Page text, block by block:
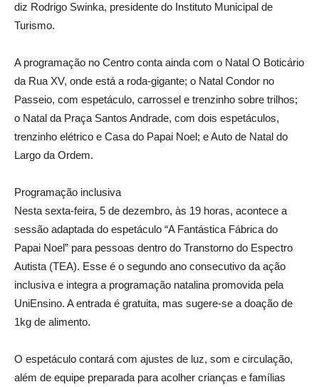
diz Rodrigo Swinka, presidente do Instituto Municipal de
Turismo.
A programação no Centro conta ainda com o Natal O Boticário
da Rua XV, onde está a roda-gigante; o Natal Condor no
Passeio, com espetáculo, carrossel e trenzinho sobre trilhos;
o Natal da Praça Santos Andrade, com dois espetáculos,
trenzinho elétrico e Casa do Papai Noel; e Auto de Natal do
Largo da Ordem.
Programação inclusiva
Nesta sexta-feira, 5 de dezembro, às 19 horas, acontece a
sessão adaptada do espetáculo “A Fantástica Fábrica do
Papai Noel” para pessoas dentro do Transtorno do Espectro
Autista (TEA). Esse é o segundo ano consecutivo da ação
inclusiva e integra a programação natalina promovida pela
UniEnsino. A entrada é gratuita, mas sugere-se a doação de
1kg de alimento.
O espetáculo contará com ajustes de luz, som e circulação,
além de equipe preparada para acolher crianças e famílias